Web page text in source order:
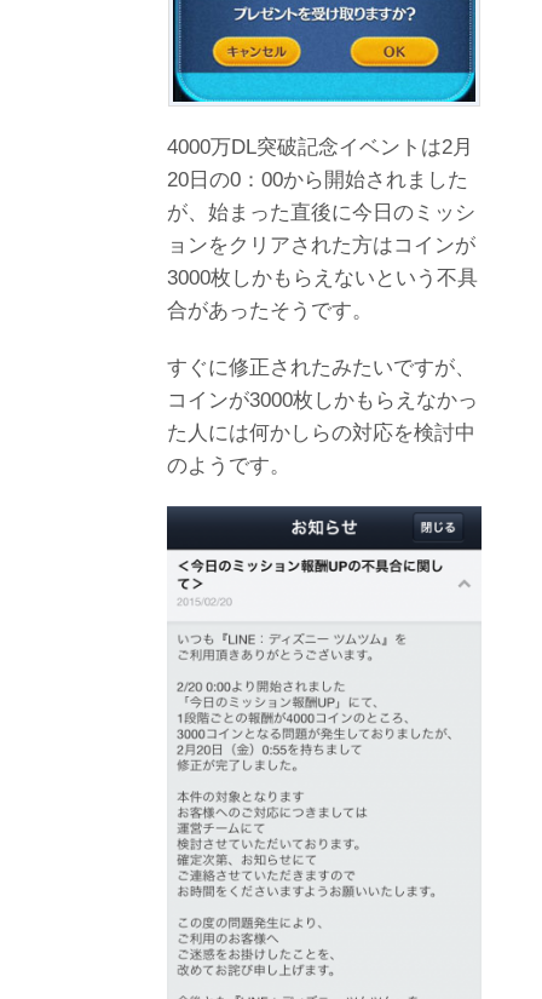
4000万DL突破記念イベントは2月
20日の0：00から開始されました
が、始まった直後に今日のミッシ
ョンをクリアされた方はコインが
3000枚しかもらえないという不具
合があったそうです。
すぐに修正されたみたいですが、
コインが3000枚しかもらえなかっ
た人には何かしらの対応を検討中
のようです。